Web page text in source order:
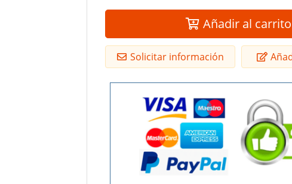
Añadir al carrito
Solicitar información